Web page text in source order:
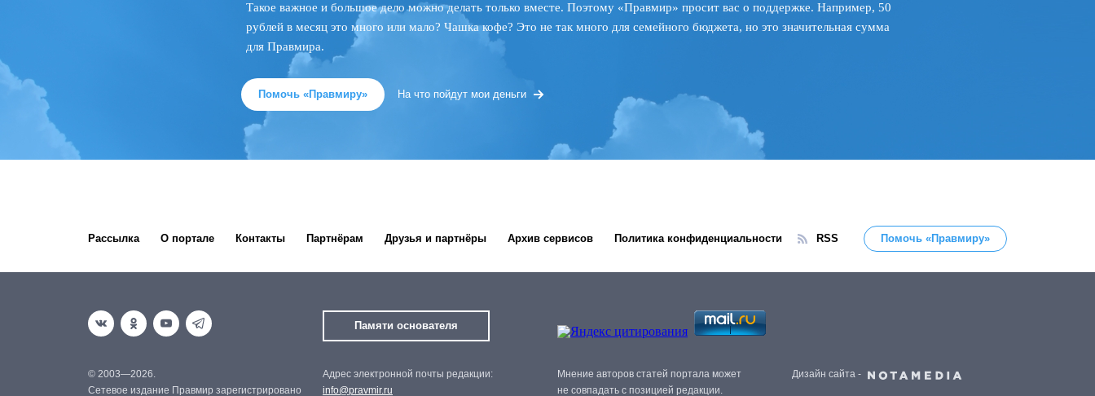
Такое важное и большое дело можно делать только вместе. Поэтому «Правмир» просит вас о поддержке. Например, 50
рублей в месяц это много или мало? Чашка кофе? Это не так много для семейного бюджета, но это значительная сумма
для Правмира.
Помочь «Правмиру» На что пойдут мои деньги
Рассылка О портале Контакты Партнёрам Друзья и партнёры Архив сервисов Политика конфиденциальности RSS Помочь «Правмиру»
Памяти основателя
© 2003—2026.
Сетевое издание Правмир зарегистрировано
Адрес электронной почты редакции:
info@pravmir.ru
Мнение авторов статей портала может
не совпадать с позицией редакции.
Дизайн сайта -